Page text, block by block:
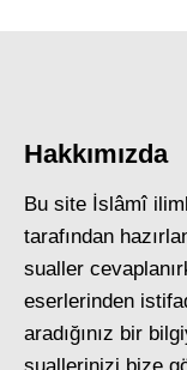
Hakkımızda
Bu site İslâmî
tarafından
sualler
eserlerinden
aradığınız bir